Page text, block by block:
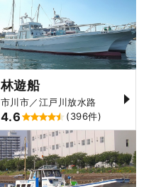
林遊船
市川市／江戸川放水路
4.6 (396件)